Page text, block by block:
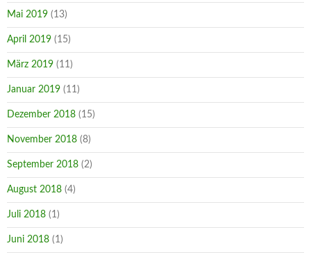
Mai 2019 (13)
April 2019 (15)
März 2019 (11)
Januar 2019 (11)
Dezember 2018 (15)
November 2018 (8)
September 2018 (2)
August 2018 (4)
Juli 2018 (1)
Juni 2018 (1)